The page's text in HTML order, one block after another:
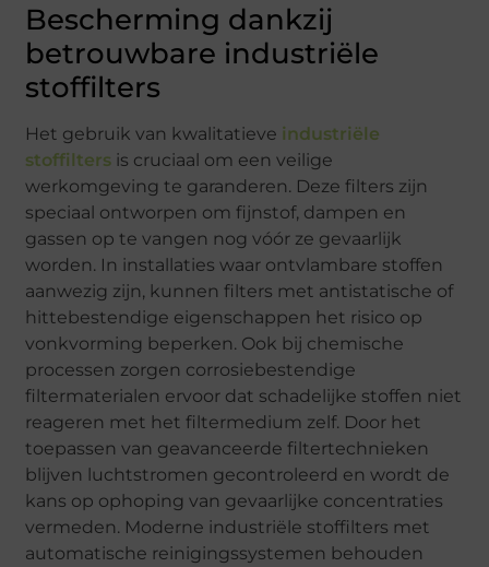
Bescherming dankzij
betrouwbare industriële
stoffilters
Het gebruik van kwalitatieve industriële
stoffilters is cruciaal om een veilige
werkomgeving te garanderen. Deze filters zijn
speciaal ontworpen om fijnstof, dampen en
gassen op te vangen nog vóór ze gevaarlijk
worden. In installaties waar ontvlambare stoffen
aanwezig zijn, kunnen filters met antistatische of
hittebestendige eigenschappen het risico op
vonkvorming beperken. Ook bij chemische
processen zorgen corrosiebestendige
filtermaterialen ervoor dat schadelijke stoffen niet
reageren met het filtermedium zelf. Door het
toepassen van geavanceerde filtertechnieken
blijven luchtstromen gecontroleerd en wordt de
kans op ophoping van gevaarlijke concentraties
vermeden. Moderne industriële stoffilters met
automatische reinigingssystemen behouden